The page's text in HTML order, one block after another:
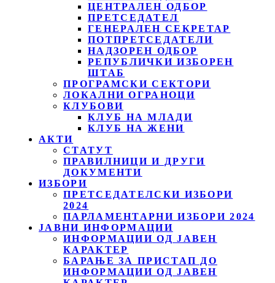
ЦЕНТРАЛЕН ОДБОР
ПРЕТСЕДАТЕЛ
ГЕНЕРАЛЕН СЕКРЕТАР
ПОТПРЕТСЕДАТЕЛИ
НАДЗОРЕН ОДБОР
РЕПУБЛИЧКИ ИЗБОРЕН
ШТАБ
ПРОГРАМСКИ СЕКТОРИ
ЛОКАЛНИ ОГРАНОЦИ
КЛУБОВИ
КЛУБ НА МЛАДИ
КЛУБ НА ЖЕНИ
АКТИ
СТАТУТ
ПРАВИЛНИЦИ И ДРУГИ
ДОКУМЕНТИ
ИЗБОРИ
ПРЕТСЕДАТЕЛСКИ ИЗБОРИ
2024
ПАРЛАМЕНТАРНИ ИЗБОРИ 2024
ЈАВНИ ИНФОРМАЦИИ
ИНФОРМАЦИИ ОД ЈАВЕН
КАРАКТЕР
БАРАЊЕ ЗА ПРИСТАП ДО
ИНФОРМАЦИИ ОД ЈАВЕН